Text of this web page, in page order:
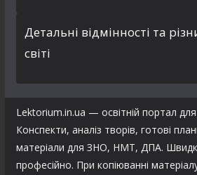
Детальні відмінності та
світі
Lektorium.in.ua — освітній портал для
Конспекти, аналіз творів, готові
матеріали для ЗНО, НМТ, ДПА.
професійно. При копіюванні